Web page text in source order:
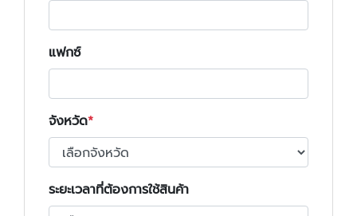
แฟกซ์
จังหวัด
ระยะเวลาที่ต้องการใช้สินค้า